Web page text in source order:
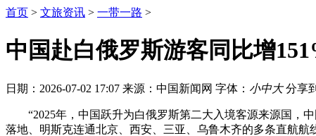
首页 > 文旅资讯 > 一带一路 >
中国赴白俄罗斯游客同比增
日期：2026-07-02 17:07 来源：中国新闻网 字体： 小中大 分享
“2025年，中国跃升为白俄罗斯第二大入境客源来源国，
落地、明斯克连通北京、西安、三亚、乌鲁木齐的多条直航航